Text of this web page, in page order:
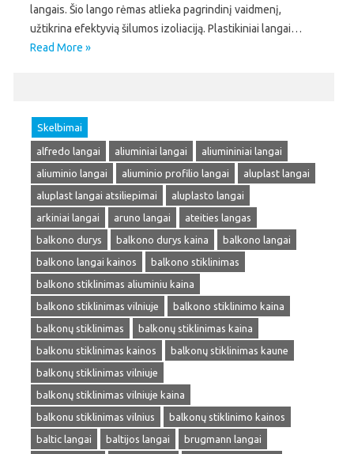
langais. Šio lango rėmas atlieka pagrindinį vaidmenį,
užtikrina efektyvią šilumos izoliaciją. Plastikiniai langai…
Read More »
Skelbimai
alfredo langai aliuminiai langai
aliumininiai langai
aliuminio langai
aliuminio profilio langai
aluplast langai
aluplast langai atsiliepimai
aluplasto langai
arkiniai langai
aruno langai
ateities langas
balkono durys
balkono durys kaina
balkono langai
balkono langai kainos
balkono stiklinimas
balkono stiklinimas aliuminiu kaina
balkono stiklinimas vilniuje
balkono stiklinimo kaina
balkonų stiklinimas
balkonų stiklinimas kaina
balkonu stiklinimas kainos
balkonų stiklinimas kaune
balkonų stiklinimas vilniuje
balkonų stiklinimas vilniuje kaina
balkonu stiklinimas vilnius
balkonų stiklinimo kainos
baltic langai
baltijos langai
brugmann langai